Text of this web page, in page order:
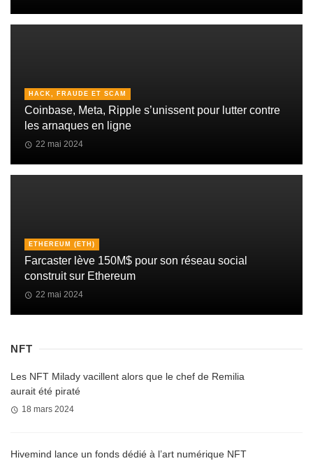
HACK, FRAUDE ET SCAM
Coinbase, Meta, Ripple s’unissent pour lutter contre
les arnaques en ligne
22 mai 2024
ETHEREUM (ETH)
Farcaster lève 150M$ pour son réseau social
construit sur Ethereum
22 mai 2024
NFT
Les NFT Milady vacillent alors que le chef de Remilia
aurait été piraté
18 mars 2024
Hivemind lance un fonds dédié à l’art numérique NFT